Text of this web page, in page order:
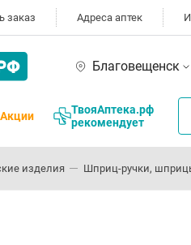
заказ Адреса аптек
Благовещенск
Акции
ТвояАптека.рф
рекомендует
изделия Шприц-ручки,